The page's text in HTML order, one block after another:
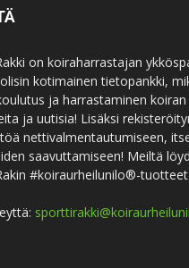
on koiraharrastajan
kotimainen tietopankki,
ja harrastaminen
ja uutisia! Lisäksi
nettivalmentautumiseen,
saavuttamiseen! Meiltä
#koiraurheilunilo®-